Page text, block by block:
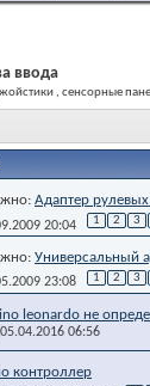
ввода
, сенсорные
Адаптер
20:04 1 2 3
Универсальный
23:08 1 2 3
leonardo не
06:56
контроллер